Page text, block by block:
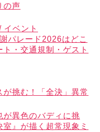
の声
ベント
パレード2026はどこ
・交通規制・ゲスト
挑む！「全決」異常
が異色のバディに挑
』が描く超常現象ミ